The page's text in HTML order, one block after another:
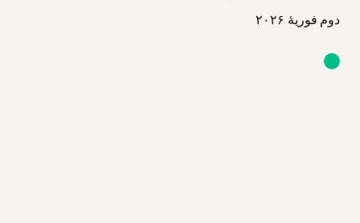
دوم فوریۀ ۲۰۲۶